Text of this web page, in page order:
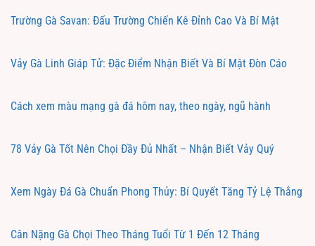
Trường Gà Savan: Đấu Trường Chiến Kê Đỉnh Cao Và Bí Mật
Vảy Gà Linh Giáp Tử: Đặc Điểm Nhận Biết Và Bí Mật Đòn Cáo
Cách xem màu mạng gà đá hôm nay, theo ngày, ngũ hành
78 Vảy Gà Tốt Nên Chọi Đầy Đủ Nhất – Nhận Biết Vảy Quý
Xem Ngày Đá Gà Chuẩn Phong Thủy: Bí Quyết Tăng Tỷ Lệ Thắng
Cân Nặng Gà Chọi Theo Tháng Tuổi Từ 1 Đến 12 Tháng